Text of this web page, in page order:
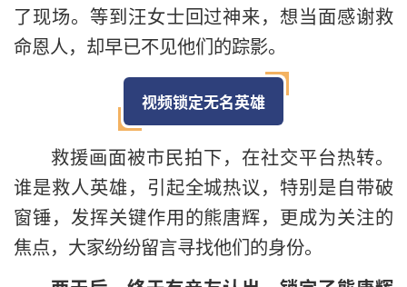
了现场。等到汪女士回过神来，想当面感谢救
命恩人，却早已不见他们的踪影。
视频锁定无名英雄
救援画面被市民拍下，在社交平台热转。
谁是救人英雄，引起全城热议，特别是自带破
窗锤，发挥关键作用的熊唐辉，更成为关注的
焦点，大家纷纷留言寻找他们的身份。